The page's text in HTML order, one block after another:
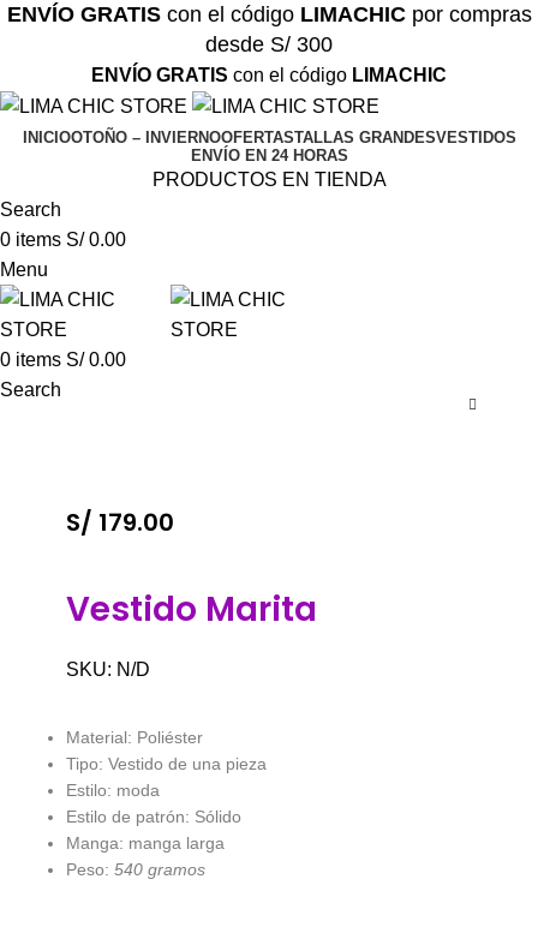
ENVÍO GRATIScon el código LIMACHICpor compras
desde S/ 300
ENVÍO GRATIS con el código LIMACHIC
INICIOOTOÑO – INVIERNOOFERTASTALLAS GRANDESVESTIDOS
ENVÍO EN 24 HORAS
PRODUCTOS EN TIENDA
Search
0 items S/0.00
Menu
0 items S/0.00
Search
S/ 179.00
Vestido Marita
SKU: N/D
Material: Poliéster
Tipo: Vestido de una pieza
Estilo: moda
Estilo de patrón: Sólido
Manga: manga larga
Peso: 540 gramos